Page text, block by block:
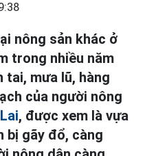
nông sản khác ở
trong nhiều năm
tai, mưa lũ, hàng
của người nông
, được xem là vựa
bị gãy đổ, càng